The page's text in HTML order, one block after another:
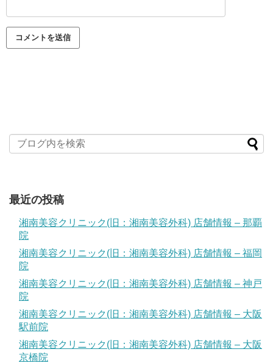
最近の投稿
湘南美容クリニック(旧：湘南美容外科) 店舗情報 – 那覇
院
湘南美容クリニック(旧：湘南美容外科) 店舗情報 – 福岡
院
湘南美容クリニック(旧：湘南美容外科) 店舗情報 – 神戸
院
湘南美容クリニック(旧：湘南美容外科) 店舗情報 – 大阪
駅前院
湘南美容クリニック(旧：湘南美容外科) 店舗情報 – 大阪
京橋院